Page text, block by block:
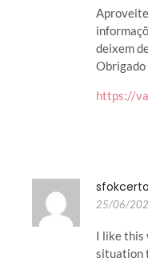
deixem
Obrigado
https://
25/06/
I like this
situation